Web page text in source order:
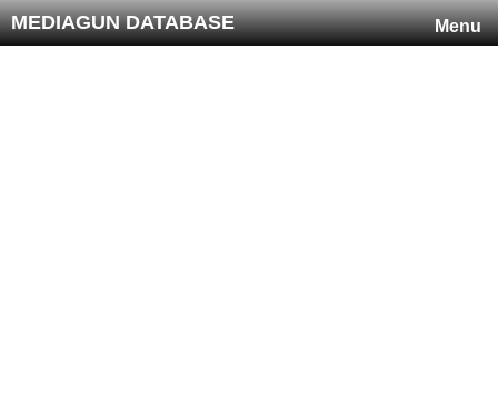
Menu
MEDIAGUN DATABASE